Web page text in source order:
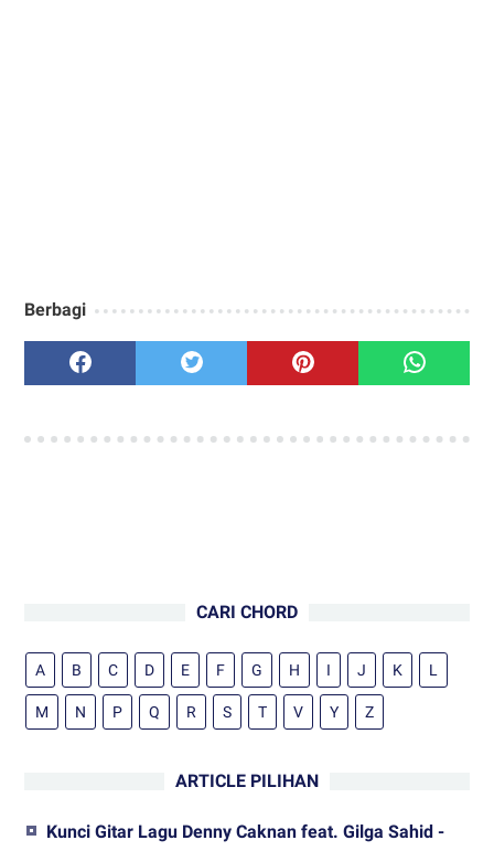
Berbagi
CARI CHORD
A B C D E F G H I J K L
M N P Q R S T V Y Z
ARTICLE PILIHAN
Kunci Gitar Lagu Denny Caknan feat. Gilga Sahid -